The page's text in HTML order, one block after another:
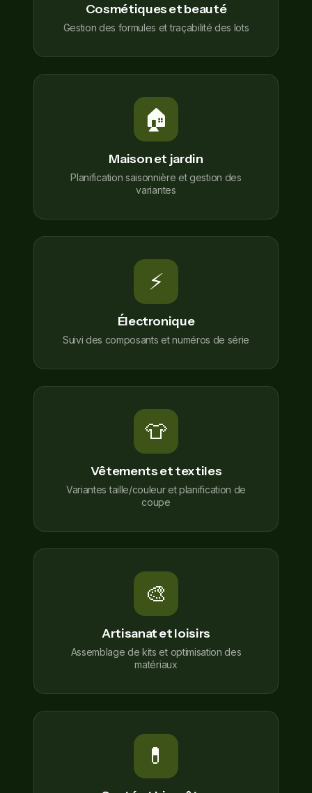
Cosmétiques et beauté
Gestion des formules et traçabilité des lots
🏠
Maison et jardin
Planification saisonnière et gestion des
variantes
⚡
Électronique
Suivi des composants et numéros de série
👕
Vêtements et textiles
Variantes taille/couleur et planification de
coupe
🎨
Artisanat et loisirs
Assemblage de kits et optimisation des
matériaux
💊